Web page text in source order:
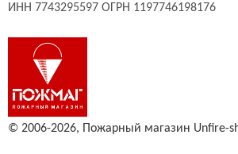
ИНН 7743295597 ОГРН 1197746198176
© 2006-2026, Пожарный магазин Unfire-